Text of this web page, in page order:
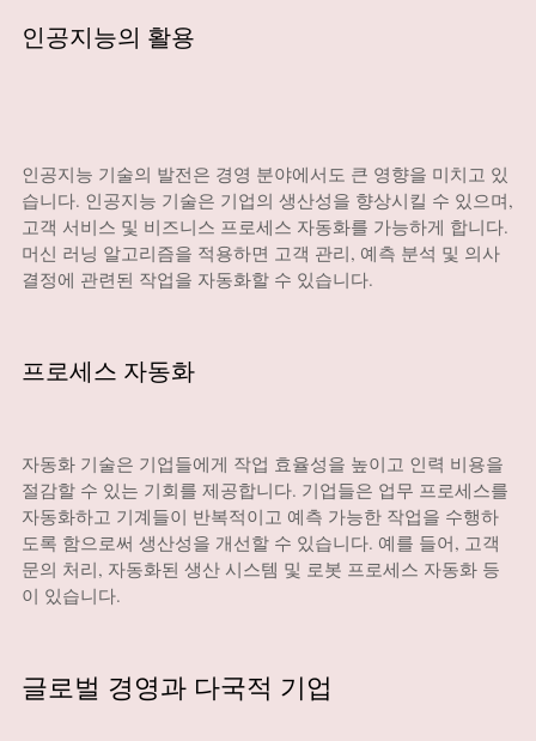
인공지능의 활용
인공지능 기술의 발전은 경영 분야에서도 큰 영향을 미치고 있
습니다. 인공지능 기술은 기업의 생산성을 향상시킬 수 있으며,
고객 서비스 및 비즈니스 프로세스 자동화를 가능하게 합니다.
머신 러닝 알고리즘을 적용하면 고객 관리, 예측 분석 및 의사
결정에 관련된 작업을 자동화할 수 있습니다.
프로세스 자동화
자동화 기술은 기업들에게 작업 효율성을 높이고 인력 비용을
절감할 수 있는 기회를 제공합니다. 기업들은 업무 프로세스를
자동화하고 기계들이 반복적이고 예측 가능한 작업을 수행하
도록 함으로써 생산성을 개선할 수 있습니다. 예를 들어, 고객
문의 처리, 자동화된 생산 시스템 및 로봇 프로세스 자동화 등
이 있습니다.
글로벌 경영과 다국적 기업